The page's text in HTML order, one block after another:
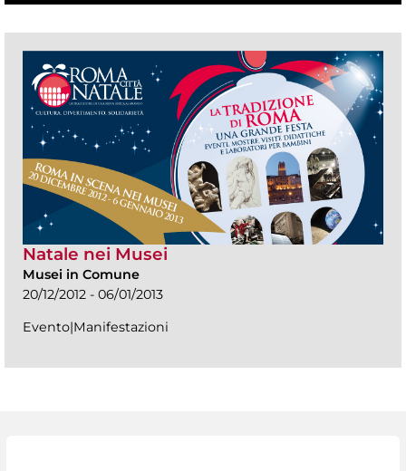
Natale nei Musei
Musei in Comune
20/12/2012 - 06/01/2013
Evento|Manifestazioni